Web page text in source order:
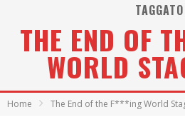
TAGGATO
THE END OF
WORLD
Home The End of the F***ing World